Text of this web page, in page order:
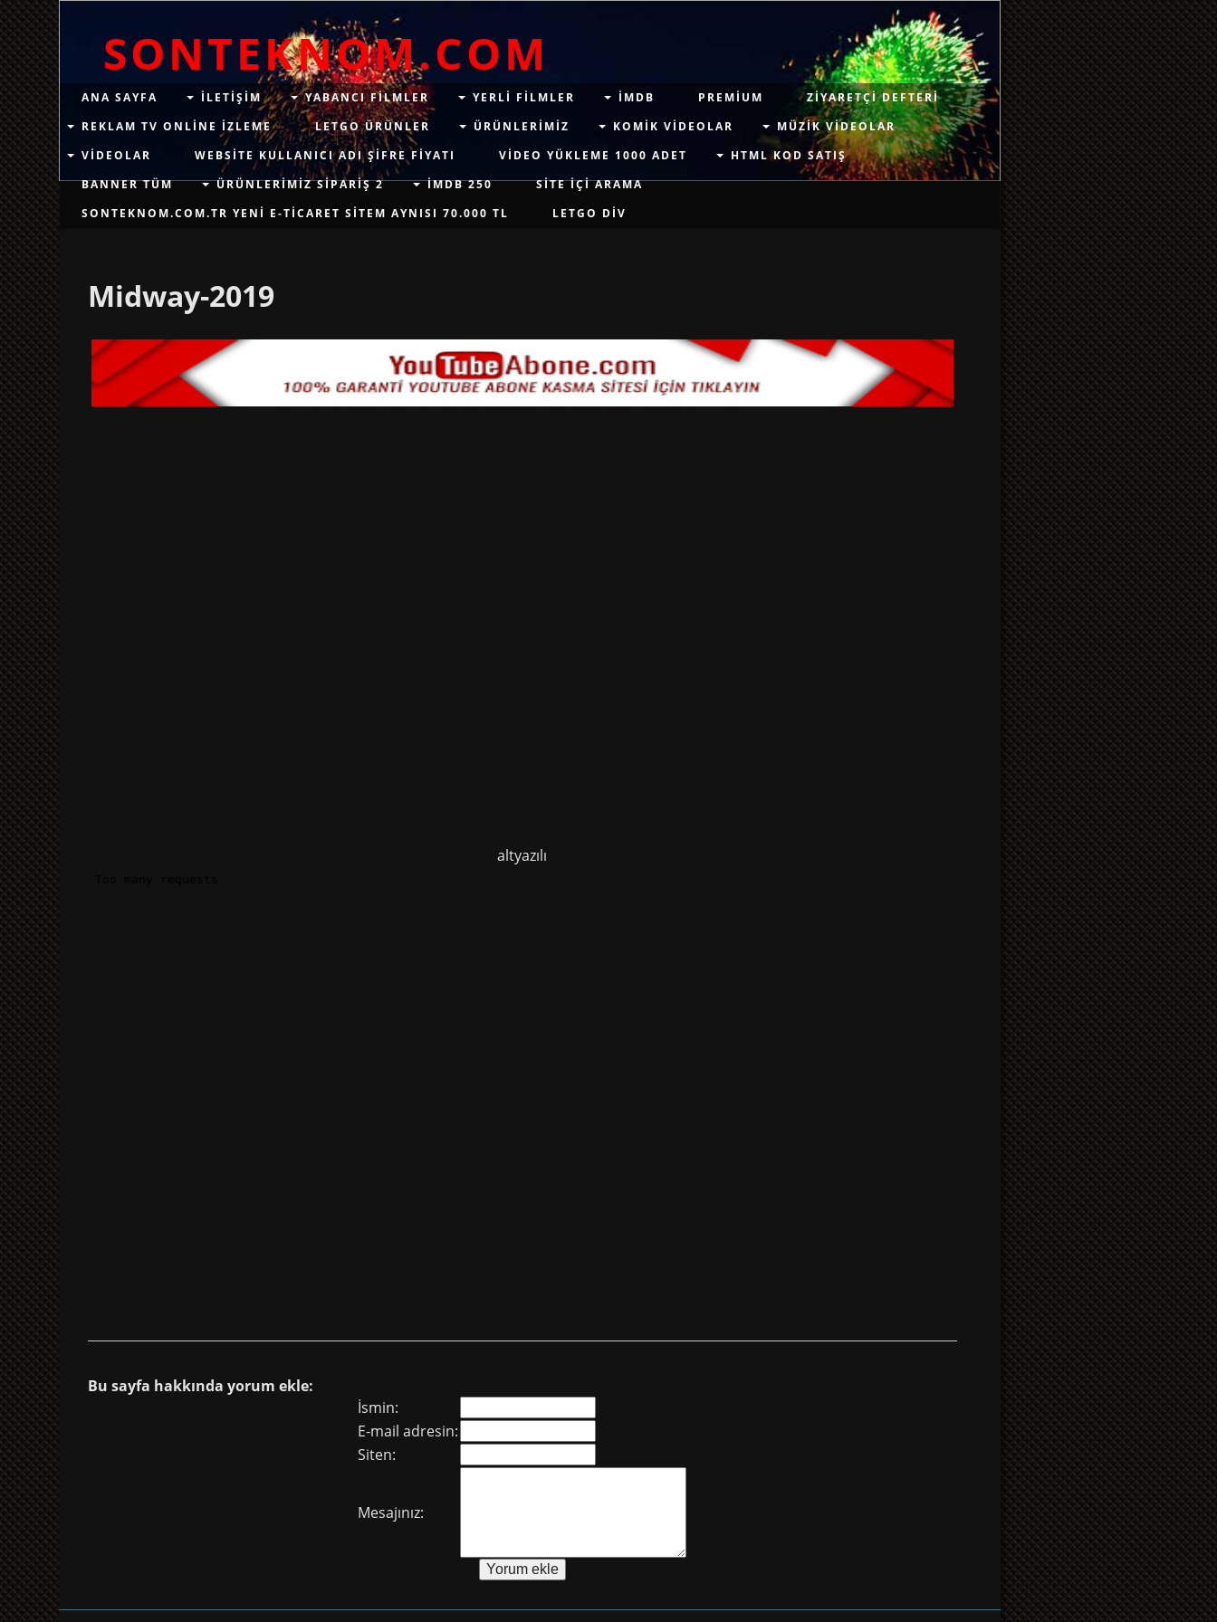
SONTEKNOM.COM
ANA SAYFA ILETIŞIM YABANCI FILMLER YERLI FILMLER IMDB PREMIUM
ZIYARETÇI DEFTERI
REKLAM TV ONLINE IZLEME
LETGO ÜRÜNLER ÜRÜNLERIMIZ KOMIK VIDEOLAR
MÜZIK VIDEOLAR
VIDEOLAR
WEBSITE KULLANICI ADI ŞIFRE FIYATI VIDEO YÜKLEME 1000 ADET
HTML KOD SATIŞ
BANNER TÜM
ÜRÜNLERIMIZ SIPARIŞ 2 İMDB 250
SITE IÇI ARAMA
SONTEKNOM.COM.TR YENI E-TICARET SITEM AYNISI 70.000 TL
LETGO DIV
Midway-2019
altyazılı
Bu sayfa hakkında yorum ekle:
İsmin:
E-mail adresin:
Siten:
Mesajınız: